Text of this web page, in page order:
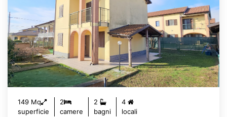
149 Mq
superficie
2
camere
2
bagni
4
locali